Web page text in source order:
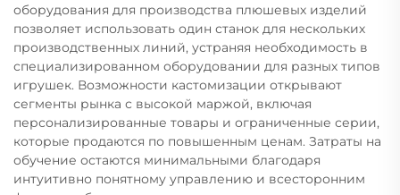
оборудования для производства плюшевых изделий
позволяет использовать один станок для нескольких
производственных линий, устраняя необходимость в
специализированном оборудовании для разных типов
игрушек. Возможности кастомизации открывают
сегменты рынка с высокой маржой, включая
персонализированные товары и ограниченные серии,
которые продаются по повышенным ценам. Затраты на
обучение остаются минимальными благодаря
интуитивно понятному управлению и всесторонним